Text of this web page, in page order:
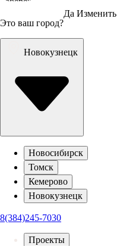
Это ваш город?
Да Изменить
Новокузнецк
Новосибирск
Томск
Кемерово
Новокузнецк
8(384)245-7030
Проекты